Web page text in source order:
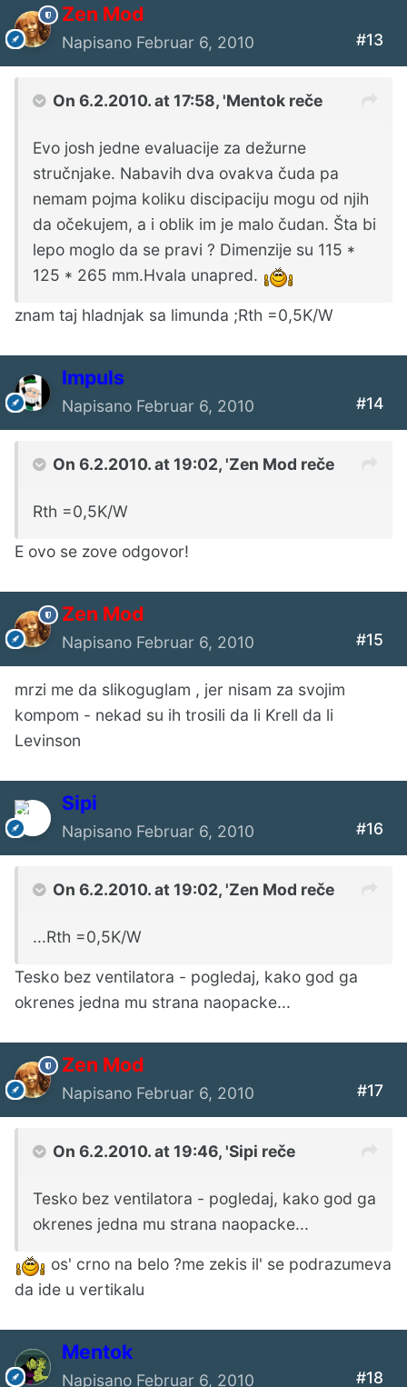
Zen Mod
Napisano Februar 6, 2010 #13
On 6.2.2010. at 17:58, 'Mentok reče
Evo josh jedne evaluacije za dežurne
stručnjake. Nabavih dva ovakva čuda pa
nemam pojma koliku discipaciju mogu od njih
da očekujem, a i oblik im je malo čudan. Šta bi
lepo moglo da se pravi ? Dimenzije su 115 *
125 * 265 mm.Hvala unapred.
znam taj hladnjak sa limunda ;Rth =0,5K/W
Impuls
Napisano Februar 6, 2010 #14
On 6.2.2010. at 19:02, 'Zen Mod reče
Rth =0,5K/W
E ovo se zove odgovor!
Zen Mod
Napisano Februar 6, 2010 #15
mrzi me da slikoguglam , jer nisam za svojim
kompom - nekad su ih trosili da li Krell da li
Levinson
Sipi
Napisano Februar 6, 2010 #16
On 6.2.2010. at 19:02, 'Zen Mod reče
...Rth =0,5K/W
Tesko bez ventilatora - pogledaj, kako god ga
okrenes jedna mu strana naopacke...
Zen Mod
Napisano Februar 6, 2010 #17
On 6.2.2010. at 19:46, 'Sipi reče
Tesko bez ventilatora - pogledaj, kako god ga
okrenes jedna mu strana naopacke...
os' crno na belo ?me zekis il' se podrazumeva
da ide u vertikalu
Mentok
Napisano Februar 6, 2010 #18